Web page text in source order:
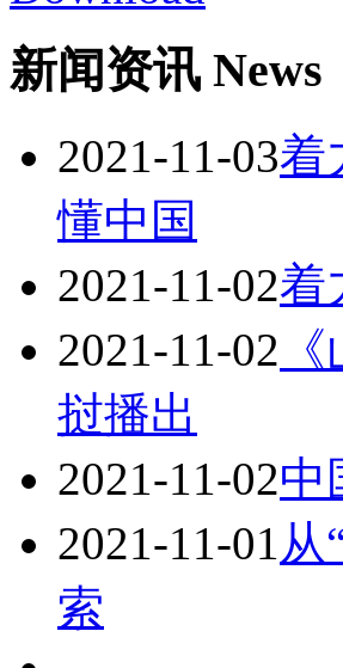
新闻资讯 News
2021-11-03着
懂中国
2021-11-02着
2021-11-02
挝播出
2021-11-02中
2021-11-01从
索